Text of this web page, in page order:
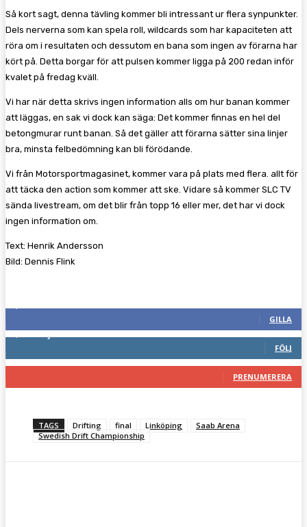
Så kort sagt, denna tävling kommer bli intressant ur flera synpunkter.
Dels nerverna som kan spela roll, wildcards som har kapaciteten att
röra om i resultaten och dessutom en bana som ingen av förarna har
kört på. Detta borgar för att pulsen kommer ligga på 200 redan inför
kvalet på fredag kväll.
Vi har när detta skrivs ingen information alls om hur banan kommer
att läggas, en sak vi dock kan säga: Det kommer finnas en hel del
betongmurar runt banan. Så det gäller att förarna sätter sina linjer
bra, minsta felbedömning kan bli förödande.
Vi från Motorsportmagasinet, kommer vara på plats med flera. allt för
att täcka den action som kommer att ske. Vidare så kommer SLC TV
sända livestream, om det blir från topp 16 eller mer, det har vi dock
ingen information om.
Text: Henrik Andersson
Bild: Dennis Flink
GILLA
FÖLJ
PRENUMERERA
TAGS Drifting final Linköping
Saab Arena
Swedish Drift Championship